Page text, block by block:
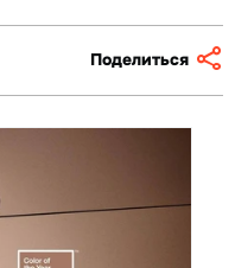
Поделиться